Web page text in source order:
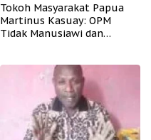
Tokoh Masyarakat Papua
Martinus Kasuay: OPM
Tidak Manusiawi dan